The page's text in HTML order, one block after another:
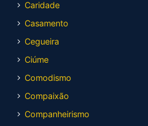
Caridade
Casamento
Cegueira
Ciúme
Comodismo
Compaixão
Companheirismo